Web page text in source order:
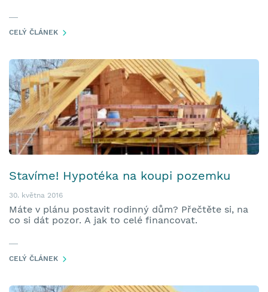
CELÝ ČLÁNEK
Stavíme! Hypotéka na koupi pozemku
30. května 2016
Máte v plánu postavit rodinný dům? Přečtěte si, na
co si dát pozor. A jak to celé financovat.
CELÝ ČLÁNEK